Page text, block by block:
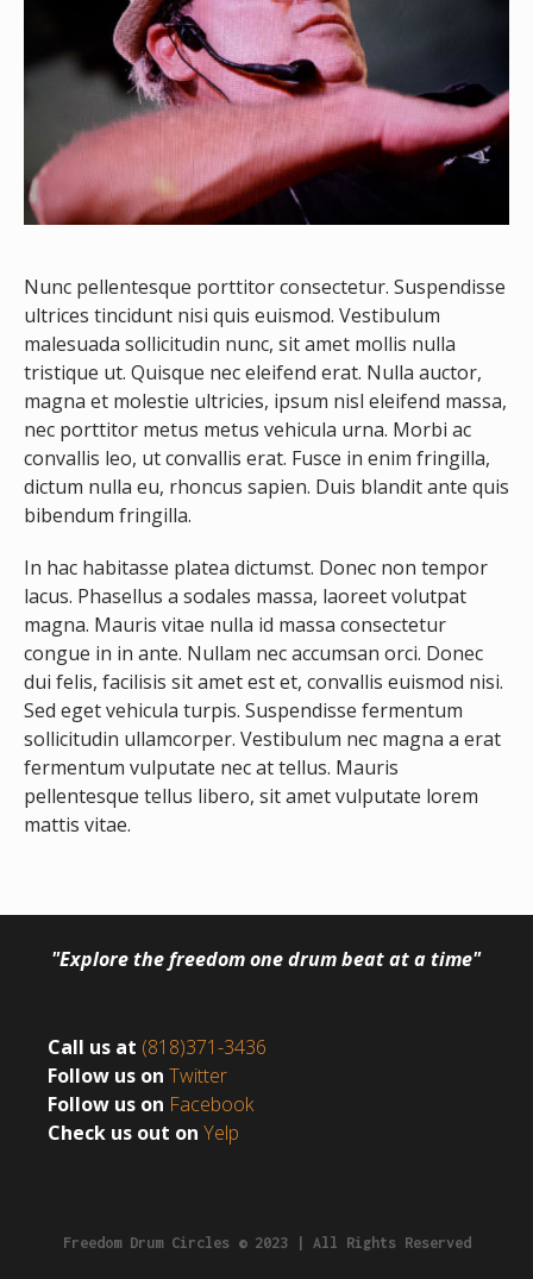
Nunc pellentesque porttitor consectetur. Suspendisse
ultrices tincidunt nisi quis euismod. Vestibulum
malesuada sollicitudin nunc, sit amet mollis nulla
tristique ut. Quisque nec eleifend erat. Nulla auctor,
magna et molestie ultricies, ipsum nisl eleifend massa,
nec porttitor metus metus vehicula urna. Morbi ac
convallis leo, ut convallis erat. Fusce in enim fringilla,
dictum nulla eu, rhoncus sapien. Duis blandit ante quis
bibendum fringilla.
In hac habitasse platea dictumst. Donec non tempor
lacus. Phasellus a sodales massa, laoreet volutpat
magna. Mauris vitae nulla id massa consectetur
congue in in ante. Nullam nec accumsan orci. Donec
dui felis, facilisis sit amet est et, convallis euismod nisi.
Sed eget vehicula turpis. Suspendisse fermentum
sollicitudin ullamcorper. Vestibulum nec magna a erat
fermentum vulputate nec at tellus. Mauris
pellentesque tellus libero, sit amet vulputate lorem
mattis vitae.
"Explore the freedom one drum beat at a time"
Call us at (818)371-3436
Follow us on Twitter
Follow us on Facebook
Check us out on Yelp
Freedom Drum Circles © 2023 | All Rights Reserved